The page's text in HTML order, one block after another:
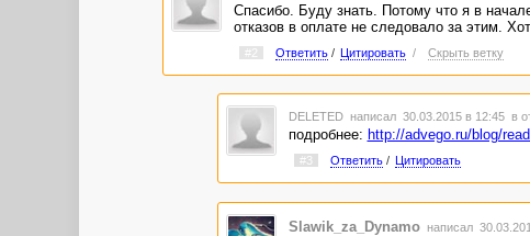
Спасибо. Буду знать. Потому что я в
отказов в оплате не следовало за этим.
#2 Ответить/ Цитировать / Скрыть ветку
DELETED написал 30.03.2015 в 12:45 в
подробнее: http://advego.ru/blog/
#3 Ответить/ Цитировать
Slawik_za_Dynamo написал